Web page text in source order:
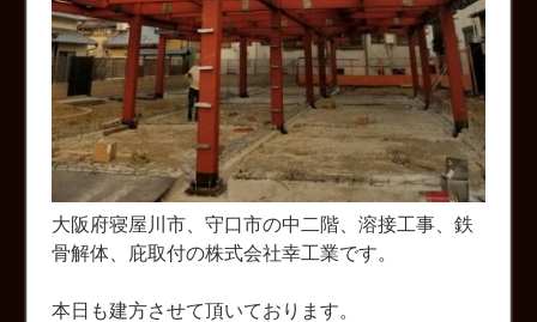
大阪府寝屋川市、守口市の中二階、溶接工事、鉄
骨解体、庇取付の株式会社幸工業です。
本日も建方させて頂いております。